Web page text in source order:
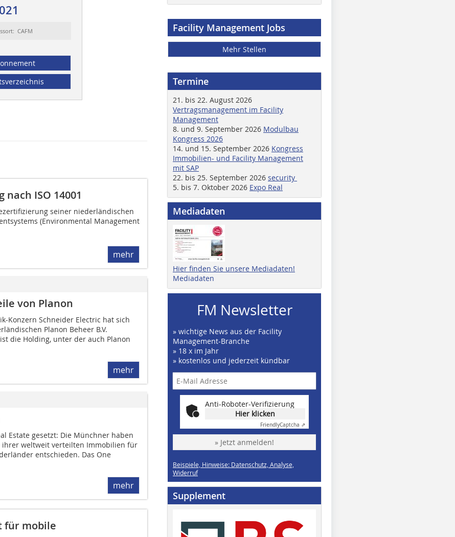
CAFM
ISO 14001
seiner niederländischen
(Environmental Management
mehr
von Planon
Konzern Schneider Electric hat sich
Planon Beheer B.V.
die Holding, unter der auch Planon
mehr
Estate gesetzt: Die Münchner haben
ihrer weltweit verteilten Immobilien für
entschieden. Das One
mehr
für mobile
Facility Management Jobs
Mehr Stellen
Termine
21. bis 22. August 2026
Vertragsmanagement im Facility
Management
8. und 9. September 2026 Modulbau
Kongress 2026
14. und 15. September 2026 Kongress
Immobilien- und Facility Management
mit SAP
22. bis 25. September 2026 security
5. bis 7. Oktober 2026 Expo Real
Mediadaten
Hier finden Sie unsere Mediadaten!
Mediadaten
FM Newsletter
» wichtige News aus der Facility
Management-Branche
» 18 x im Jahr
» kostenlos und jederzeit kündbar
Anti-Roboter-Verifizierung
Hier klicken
FriendlyCaptcha ⇗
» Jetzt anmelden!
Beispiele, Hinweise: Datenschutz, Analyse,
Widerruf
Supplement